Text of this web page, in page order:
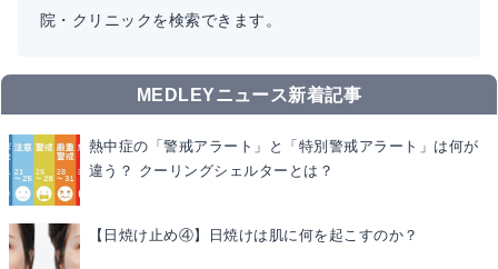
院・クリニックを検索できます。
MEDLEYニュース新着記事
熱中症の「警戒アラート」と「特別警戒アラート」は何が
違う？ クーリングシェルターとは？
【日焼け止め④】日焼けは肌に何を起こすのか？